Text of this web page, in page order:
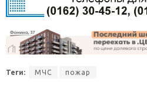
Теги: МЧС пожар